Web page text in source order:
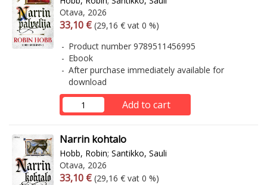
Otava, 2026
Arvonlisäverollinen hinta
33,10 € Excl. vat
(29,16 € vat 0 %)
Product number 9789511456995
Ebook
After purchase immediately available for
download
Add to cart
Narrin kohtalo
Hobb, Robin; Santikko, Sauli
Otava, 2026
Arvonlisäverollinen hinta
33,10 € Excl. vat
(29,16 € vat 0 %)